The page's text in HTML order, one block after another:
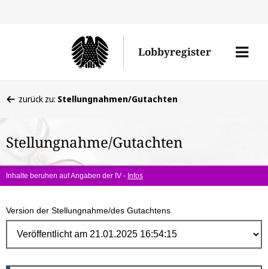
Lobbyregister
Menü
befinden
hier:
zurück zu: Stellungnahmen/Gutachten
Stellungnahme/Gutachten
Inhalte beruhen auf Angaben der IV - Infos
Version der Stellungnahme/des Gutachtens